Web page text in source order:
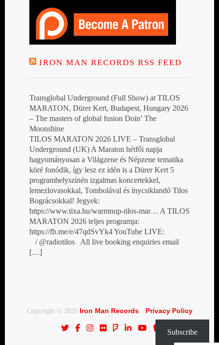
IRON MAN RECORDS RSS FEED
Transglobal Underground (Full Show) at TILOS
MARATON, Dürer Kert, Budapest, Hungary 2026
– The masters of global fusion Doin’ The
Moonshine
TILOS MARATON 2026 LIVE – Transglobal
Underground (UK) A Maraton hétfői napja
hagyományosan a Világzene és Népzene tematika
köré fonódik, így lesz ez idén is a Dürer Kert 5
programhelyszínén izgalmas koncertekkel,
lemezlovasokkal, Tombolával és ínycsiklandó Tilos
Bográcsokkal! Jegyek:
https://www.tixa.hu/warmnup-tilos-mar… A TILOS
MARATON 2026 teljes programja:
https://fb.me/e/47qdSvYk4 YouTube LIVE:
/ @radiotilos All live booking enquiries email
[…]
Copyright © 2026 Iron Man Records· Privacy Policy
Subscribe